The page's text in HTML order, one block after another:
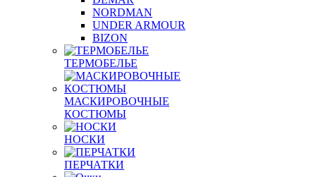
NORDMAN
UNDER ARMOUR
BIZON
ТЕРМОБЕЛЬЕ
МАСКИРОВОЧНЫЕ
КОСТЮМЫ
НОСКИ
ПЕРЧАТКИ